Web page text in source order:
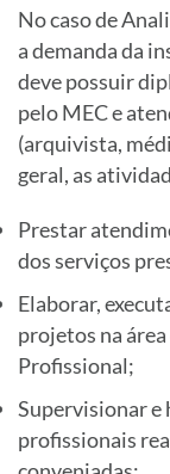
No caso de
a demanda da
deve possuir
pelo MEC e
(arquivista,
geral, as
Prestar
dos serviços
Elaborar,
projetos na
Profissional;
Supervisionar e
profissionais